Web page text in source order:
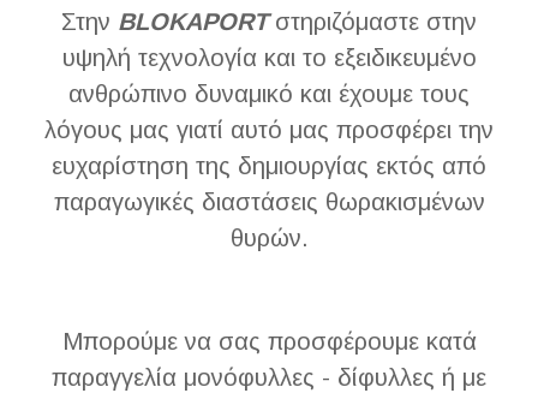
Στην BLOKAPORTστηριζόμαστε στην
υψηλή τεχνολογία και το εξειδικευμένο
ανθρώπινο δυναμικό και έχουμε τους
λόγους μας γιατί αυτό μας προσφέρει την
ευχαρίστηση της δημιουργίας εκτός από
παραγωγικές διαστάσεις θωρακισμένων
θυρών.
Μπορούμε να σας προσφέρουμε κατά
παραγγελία μονόφυλλες - δίφυλλες ή με